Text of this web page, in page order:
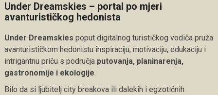
Under Dreamskies – portal po mjeri
avanturističkog hedonista
Under Dreamskies poput digitalnog turističkog vodiča pruža
avanturističkom hedonistu inspiraciju, motivaciju, edukaciju i
intrigantnu priču s područja putovanja, planinarenja,
gastronomije i ekologije.
Bilo da si ljubitelj city breakova ili dalekih i egzotičnih